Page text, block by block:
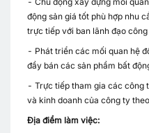
động sản giá tốt phù hợp nhu
trực tiếp với ban lãnh đạo
- Phát triển các mối quan hệ
đẩy bán các sản phẩm bất
- Trực tiếp tham gia các công
và kinh doanh của công ty
Địa điểm làm việc: